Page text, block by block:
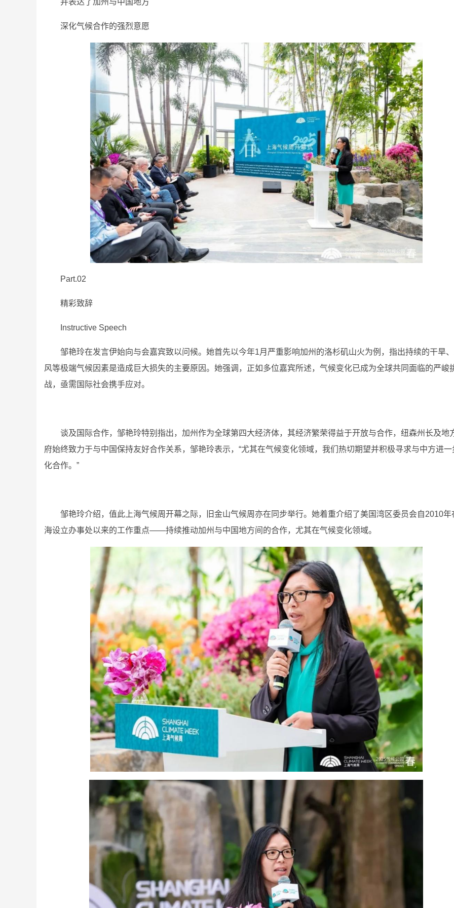
并表达了加州与中国地方
深化气候合作的强烈意愿
Part.02
精彩致辞
Instructive Speech
邹艳玲在发言伊始向与会嘉宾致以问候。她首先以今年1月严重影响加州的洛杉矶山火为例，指出持续的干旱
风等极端气候因素是造成巨大损失的主要原因。她强调，正如多位嘉宾所述，气候变化已成为全球共同面临的严峻
战，亟需国际社会携手应对。
谈及国际合作，邹艳玲特别指出，加州作为全球第四大经济体，其经济繁荣得益于开放与合作，纽森州长及地
府始终致力于与中国保持友好合作关系，邹艳玲表示，“尤其在气候变化领域，我们热切期望并积极寻求与中方进一
化合作。”
邹艳玲介绍，值此上海气候周开幕之际，旧金山气候周亦在同步举行。她着重介绍了美国湾区委员会自2010年
海设立办事处以来的工作重点——持续推动加州与中国地方间的合作，尤其在气候变化领域。